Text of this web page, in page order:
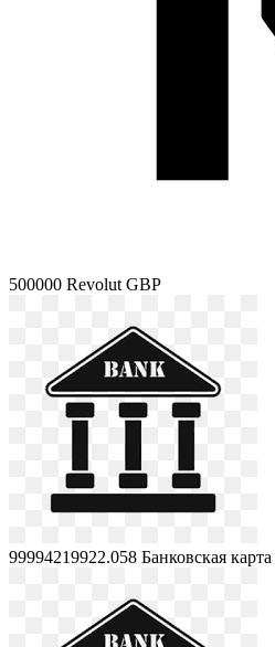
500000 Revolut GBP
99994219922.058 Банковская